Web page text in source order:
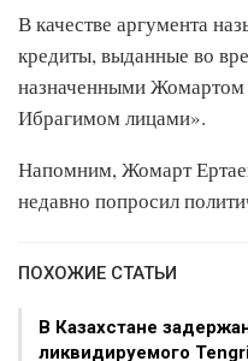
В качестве аргумента
кредиты, выданные во
назначенными
Ибрагимом лицами».
Напомним, Жомарт
недавно попросил
ПОХОЖИЕ СТАТЬИ
В Казахстане
ликвидируемого Tengri